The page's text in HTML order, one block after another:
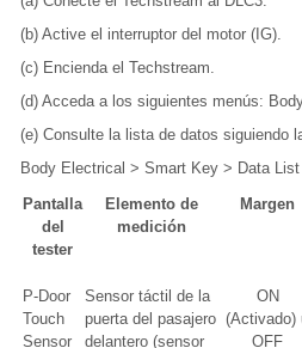
(b) Active el interruptor del motor (IG).
(c) Encienda el Techstream.
(d) Acceda a los siguientes menús:
(e) Consulte la lista de datos siguiendo
Body Electrical > Smart Key > Data List
Pantalla
del
tester
Elemento de
medición
Margen
P-Door
Touch
Sensor
Sensor táctil de la
puerta del pasajero
delantero (sensor
ON
(Activado)
OFF